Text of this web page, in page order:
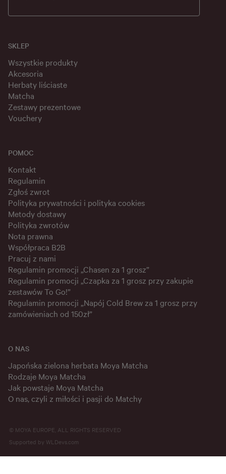
SKLEP
Wszystkie produkty
Akcesoria
Herbaty liściaste
Matcha
Zestawy prezentowe
Vouchery
POMOC
Kontakt
Regulamin
Zgłoś zwrot
Polityka prywatności i polityka cookies
Metody dostawy
Polityka zwrotów
Nota prawna
Współpraca B2B
Pracuj z nami
Regulamin promocji „Chasen za 1 grosz”
Regulamin promocji „Czapka za 1 grosz przy zakupie
zestawów To Go!”
Regulamin promocji „Napój Cold Brew za 1 grosz przy
zamówieniach od 150zł”
O NAS
Japońska zielona herbata Moya Matcha
Rodzaje Moya Matcha
Jak powstaje Moya Matcha
O nas, czyli z miłości i pasji do Matchy
© MOYA EUROPE, ALL RIGHTS RESERVED
Supported by WLDevs.com